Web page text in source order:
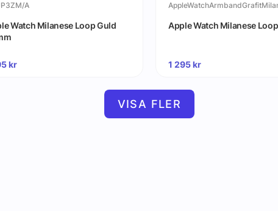
A
Watch Milanese Loop Guld
kr
Apple Watch Milanese
1 295kr
VISA FLER